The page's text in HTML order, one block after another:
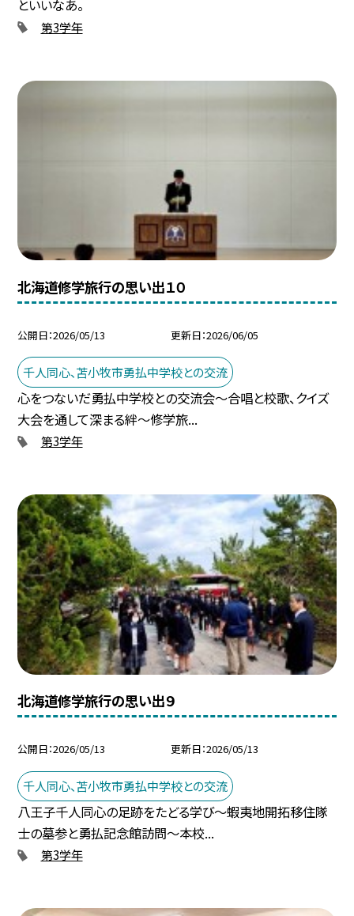
といいなあ。
第3学年
北海道修学旅行の思い出１０
公開日 2026/05/13 更新日 2026/06/05
千人同心、苫小牧市勇払中学校との交流
心をつないだ勇払中学校との交流会～合唱と校歌、クイズ
大会を通して深まる絆～修学旅...
第3学年
北海道修学旅行の思い出９
公開日 2026/05/13 更新日 2026/05/13
千人同心、苫小牧市勇払中学校との交流
八王子千人同心の足跡をたどる学び～蝦夷地開拓移住隊
士の墓参と勇払記念館訪問～本校...
第3学年